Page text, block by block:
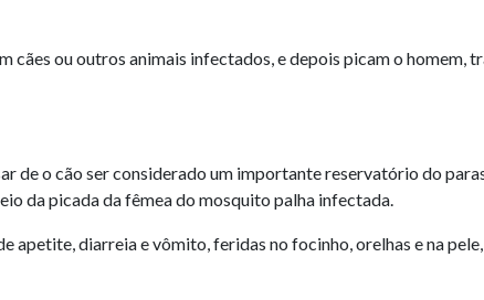
cães ou outros animais infectados, e depois picam o
de o cão ser considerado um importante reservatório do
da picada da fêmea do mosquito palha infectada.
apetite, diarreia e vômito, feridas no focinho, orelhas e na